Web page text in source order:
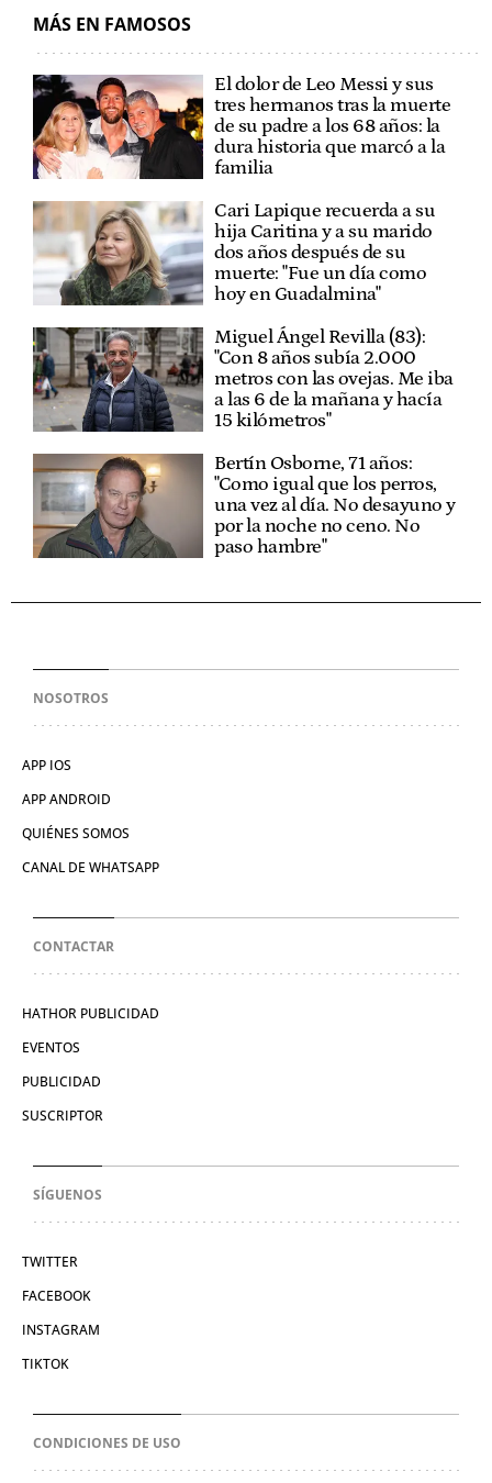
MÁS EN FAMOSOS
El dolor de Leo Messi y sus
tres hermanos tras la muerte
de su padre a los 68 años: la
dura historia que marcó a la
familia
Cari Lapique recuerda a su
hija Caritina y a su marido
dos años después de su
muerte: "Fue un día como
hoy en Guadalmina"
Miguel Ángel Revilla (83):
"Con 8 años subía 2.000
metros con las ovejas. Me iba
a las 6 de la mañana y hacía
15 kilómetros"
Bertín Osborne, 71 años:
"Como igual que los perros,
una vez al día. No desayuno y
por la noche no ceno. No
paso hambre"
NOSOTROS
APP IOS
APP ANDROID
QUIÉNES SOMOS
CANAL DE WHATSAPP
CONTACTAR
HATHOR PUBLICIDAD
EVENTOS
PUBLICIDAD
SUSCRIPTOR
SÍGUENOS
TWITTER
FACEBOOK
INSTAGRAM
TIKTOK
CONDICIONES DE USO